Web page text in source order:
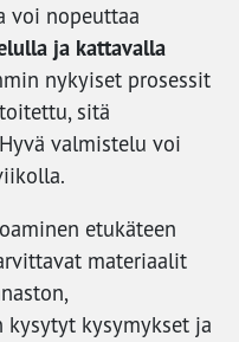
voi nopeuttaa
ja kattavalla
nykyiset prosessit
sitä
valmistelu voi
etukäteen
materiaalit
kysytyt kysymykset ja